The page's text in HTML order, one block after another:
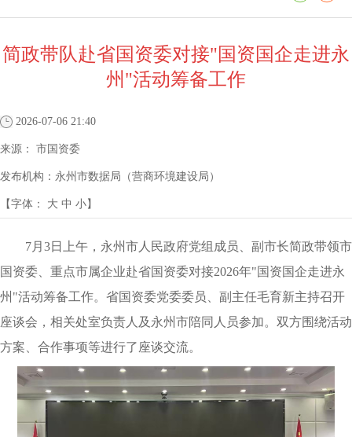
简政带队赴省国资委对接"国资国企走进永
州"活动筹备工作
2026-07-06 21:40
来源： 市国资委
发布机构： 永州市数据局（营商环境建设局）
【字体： 大 中 小】
7月3日上午，永州市人民政府党组成员、副市长简政带领市
国资委、重点市属企业赴省国资委对接2026年"国资国企走进永
州"活动筹备工作。省国资委党委委员、副主任毛育新主持召开
座谈会，相关处室负责人及永州市陪同人员参加。双方围绕活动
方案、合作事项等进行了座谈交流。